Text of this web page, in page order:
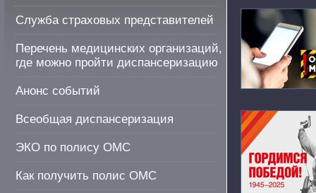
Служба страховых представителей
Перечень медицинских организаций,
где можно пройти диспансеризацию
Анонс событий
Всеобщая диспансеризация
ЭКО по полису ОМС
Как получить полис ОМС